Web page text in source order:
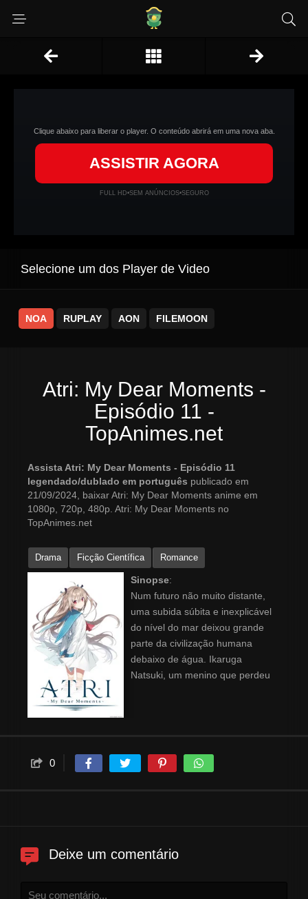
Clique abaixo para liberar o player. O conteúdo abrirá em uma nova aba.
ASSISTIR AGORA
FULL HD•SEM ANÚNCIOS•SEGURO
Selecione um dos Player de Video
NOA RUPLAY AON FILEMOON
Atri: My Dear Moments -
Episódio 11 -
TopAnimes.net
Assista Atri: My Dear Moments - Episódio 11
legendado/dublado em português publicado em
21/09/2024, baixar Atri: My Dear Moments anime em
1080p, 720p, 480p. Atri: My Dear Moments no
TopAnimes.net
Drama Ficção Científica Romance
Sinopse:
Num futuro não muito distante,
uma subida súbita e inexplicável
do nível do mar deixou grande
parte da civilização humana
debaixo de água. Ikaruga
Natsuki, um menino que perdeu
encontra sua antiga casa no
campo quase que engolida pelo
nome dela. Sua única
0
Deixe um comentário